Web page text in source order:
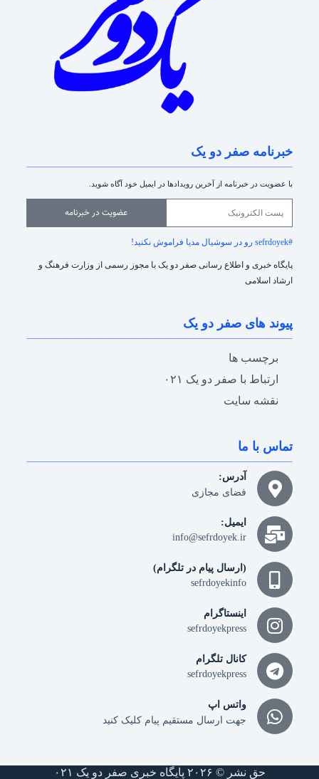
خبرنامه صفر دو یک
با عضویت در خبرنامه از آخرین رویدادها در ایمیل خود آگاه شوید.
عضویت در خبرنامه
#sefrdoyek رو در سوشیال مدیا فراموش نکنید!
پایگاه خبری و اطلاع رسانی صفر دو یک با مجوز رسمی از وزارت فرهنگ و
ارشاد اسلامی
پیوند های صفر دو یک
برچسب ها
ارتباط با صفر دو یک ۰۲۱
نقشه سایت
تماس با ما
آدرس:
فضای مجازی
ایمیل:
info@sefrdoyek.ir
(ارسال پیام در تلگرام)
sefrdoyekinfo
اینستاگرام
sefrdoyekpress
کانال تلگرام
sefrdoyekpress
واتس اپ
جهت ارسال مستقیم پیام کلیک کنید
حق نشر © ۲۰۲۶ پایگاه خبری صفر دو یک ۰۲۱